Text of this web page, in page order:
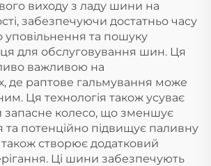
виходу з ладу шини на
забезпечуючи достатньо часу
уповільнення та пошуку
для обслуговування шин. Ця
важливою на
де раптове гальмування може
Ця технологія також усуває
запасне колесо, що зменшує
та потенційно підвищує паливну
також створює додатковий
Ці шини забезпечують